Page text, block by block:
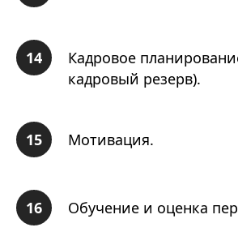
Кадровое
кадровый резерв).
Мотивация.
Обучение и оценка